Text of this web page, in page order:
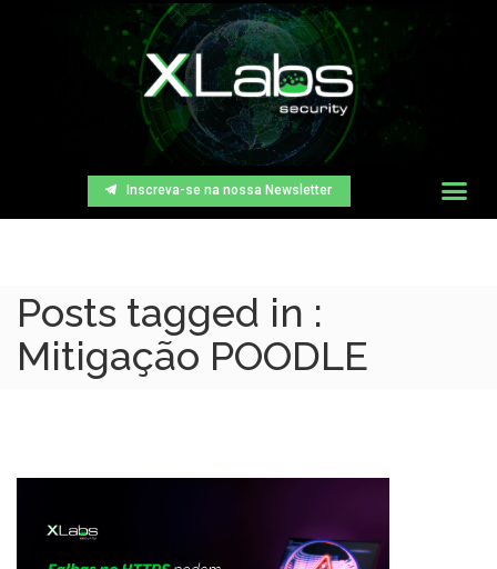
Inscreva-se na nossa Newsletter
Posts tagged in :
Mitigação POODLE